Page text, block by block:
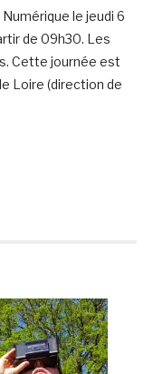
le jeudi 6
de 09h30. Les
Cette journée est
Loire (direction de